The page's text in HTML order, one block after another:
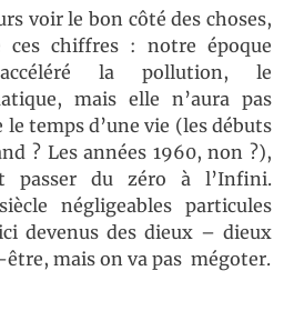
voir le bon côté des choses,
ces chiffres : notre époque
la pollution, le
mais elle n’aura pas
temps d’une vie (les débuts
? Les années 1960, non ?),
passer du zéro à l’Infini.
négligeables particules
devenus des dieux – dieux
mais on va pas mégoter.